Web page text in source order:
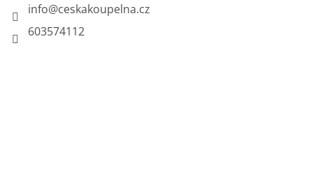
info@ceskakoupelna.cz
603574112